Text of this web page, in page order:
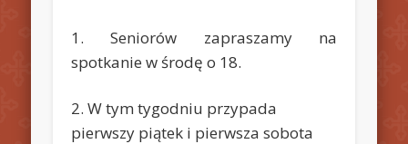
1. Seniorów zapraszamy na
spotkanie w środę o 18.
2. W tym tygodniu przypada
pierwszy piątek i pierwsza sobota